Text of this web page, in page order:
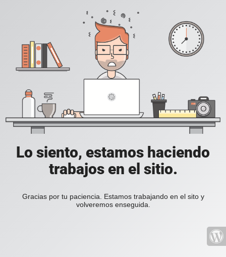
Lo siento, estamos haciendo
trabajos en el sitio.
Gracias por tu paciencia. Estamos trabajando en el sito y
volveremos enseguida.